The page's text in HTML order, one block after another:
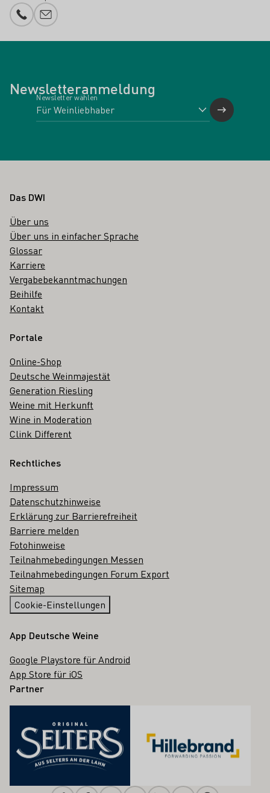
Telefonnummer
E-Mail-Adresse
Newsletteranmeldung
Newsletter wählen
Fußbereich
Das DWI
Über uns
Über uns in einfacher Sprache
Glossar
Karriere
Vergabebekanntmachungen
Beihilfe
Kontakt
Portale
Online-Shop
Deutsche Weinmajestät
Generation Riesling
Weine mit Herkunft
Wine in Moderation
Clink Different
Rechtliches
Impressum
Datenschutzhinweise
Erklärung zur Barrierefreiheit
Barriere melden
Fotohinweise
Teilnahmebedingungen Messen
Teilnahmebedingungen Forum Export
Sitemap
Cookie-Einstellungen
App Deutsche Weine
Google Playstore für Android
App Store für iOS
Partner